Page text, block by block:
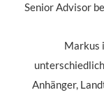
Senior Advisor
Markus
Anhänger,